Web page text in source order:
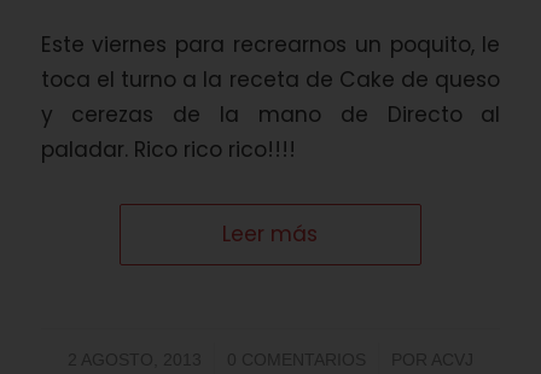
Este viernes para recrearnos un poquito, le
toca el turno a la receta de Cake de queso
y cerezas de la mano de Directo al
paladar. Rico rico rico!!!!
Leer más